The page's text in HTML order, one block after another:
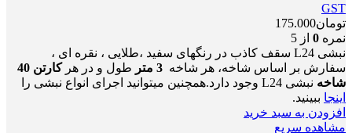
GST
تومان175.000
نمره 0 از 5
نبشی L24 سقف کاذب در رنگهای سفید ،طلایی ، نقره ای ،
سفارش بر اساس شاخه، هر شاخه
طول و در هر
کارتن 40
شاخه نبشی L24 وجود دارد.همچنین میتوانید اجرای انواع نبشی را
اینجا ببینید.
افزودن به سبد خرید
مشاهده سریع